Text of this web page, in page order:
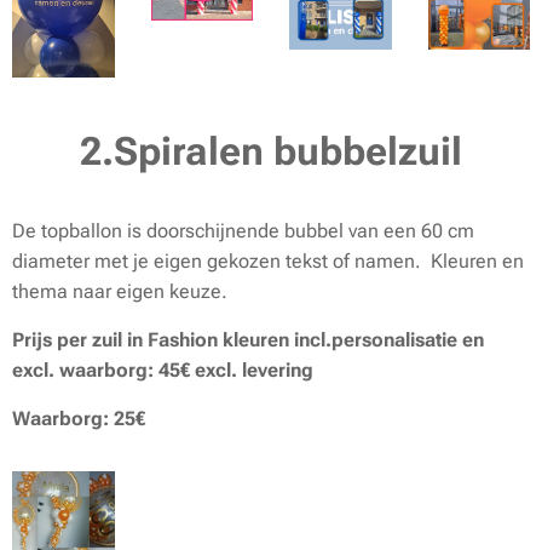
2.Spiralen bubbelzuil
De topballon is doorschijnende bubbel van een 60 cm
diameter met je eigen gekozen tekst of namen. Kleuren en
thema naar eigen keuze.
Prijs per zuil in Fashion kleuren incl.personalisatie en
excl. waarborg: 45€ excl. levering
Waarborg: 25€